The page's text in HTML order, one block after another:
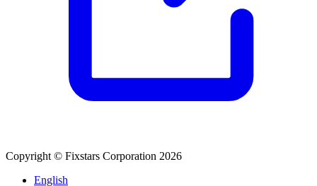
Copyright © Fixstars Corporation 2026
English